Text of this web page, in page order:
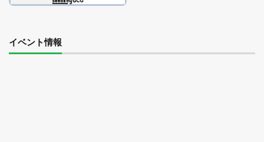
イベント情報